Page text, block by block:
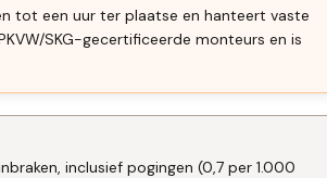
tot een uur ter plaatse en hanteert vaste
SKG-gecertificeerde monteurs en is
inclusief pogingen (0,7 per 1.000